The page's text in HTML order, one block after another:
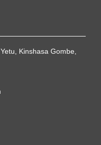
Kinshasa Gombe,